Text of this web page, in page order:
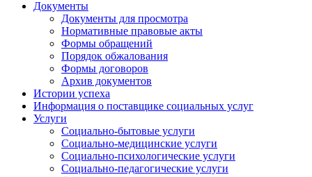
Документы
Документы для просмотра
Нормативные правовые акты
Формы обращений
Порядок обжалования
Формы договоров
Архив документов
Истории успеха
Информация о поставщике социальных услуг
Услуги
Социально-бытовые услуги
Социально-медицинские услуги
Социально-психологические услуги
Социально-педагогические услуги